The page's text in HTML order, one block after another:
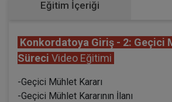
Eğitim İçeriği
Konkordatoya Giriş - 2: Geçici
Süreci Video Eğitimi
-Geçici Mühlet Kararı
-Geçici Mühlet Kararının İlanı